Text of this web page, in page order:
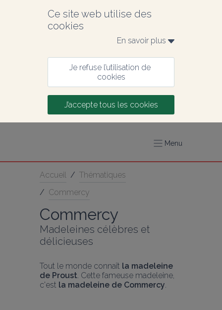
Ce site web utilise des
cookies
En savoir plus
Je refuse l’utilisation de
cookies
J’accepte tous les cookies
Menu
Accueil / Thématiques
/ Commercy
Commercy
Madeleines célèbres et
délicieuses
Tout le monde connaît la madeleine
de Proust. Cette fameuse madeleine,
c'est la madeleine de Commercy.